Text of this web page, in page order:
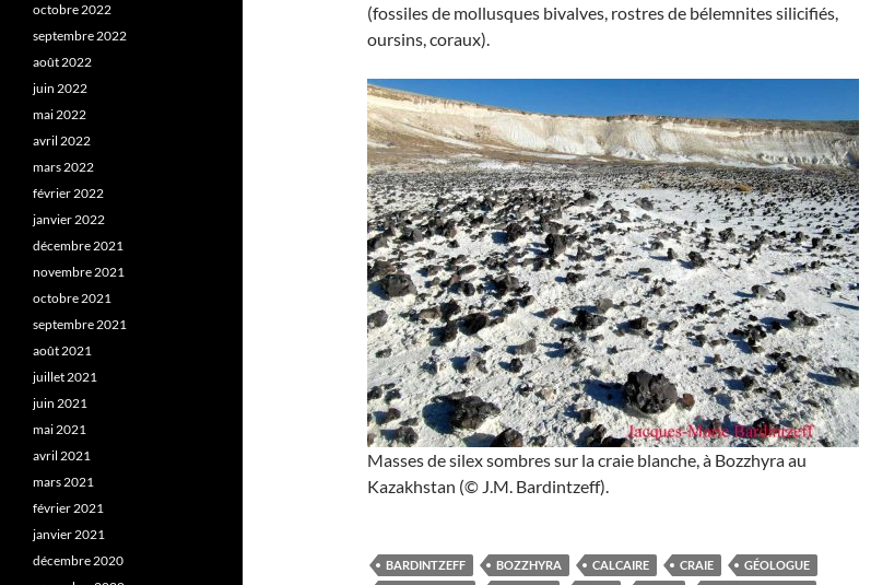
(fossiles de mollusques bivalves, rostres de bélemnites silicifiés,
oursins, coraux).
Masses de silex sombres sur la craie blanche, à Bozzhyra au
Kazakhstan (© J.M. Bardintzeff).
BARDINTZEFF BOZZHYRA CALCAIRE CRAIE
GÉOLOGUE
octobre 2022
septembre 2022
août 2022
juin 2022
mai 2022
avril 2022
mars 2022
février 2022
janvier 2022
décembre 2021
novembre 2021
octobre 2021
septembre 2021
août 2021
juillet 2021
juin 2021
mai 2021
avril 2021
mars 2021
février 2021
janvier 2021
décembre 2020